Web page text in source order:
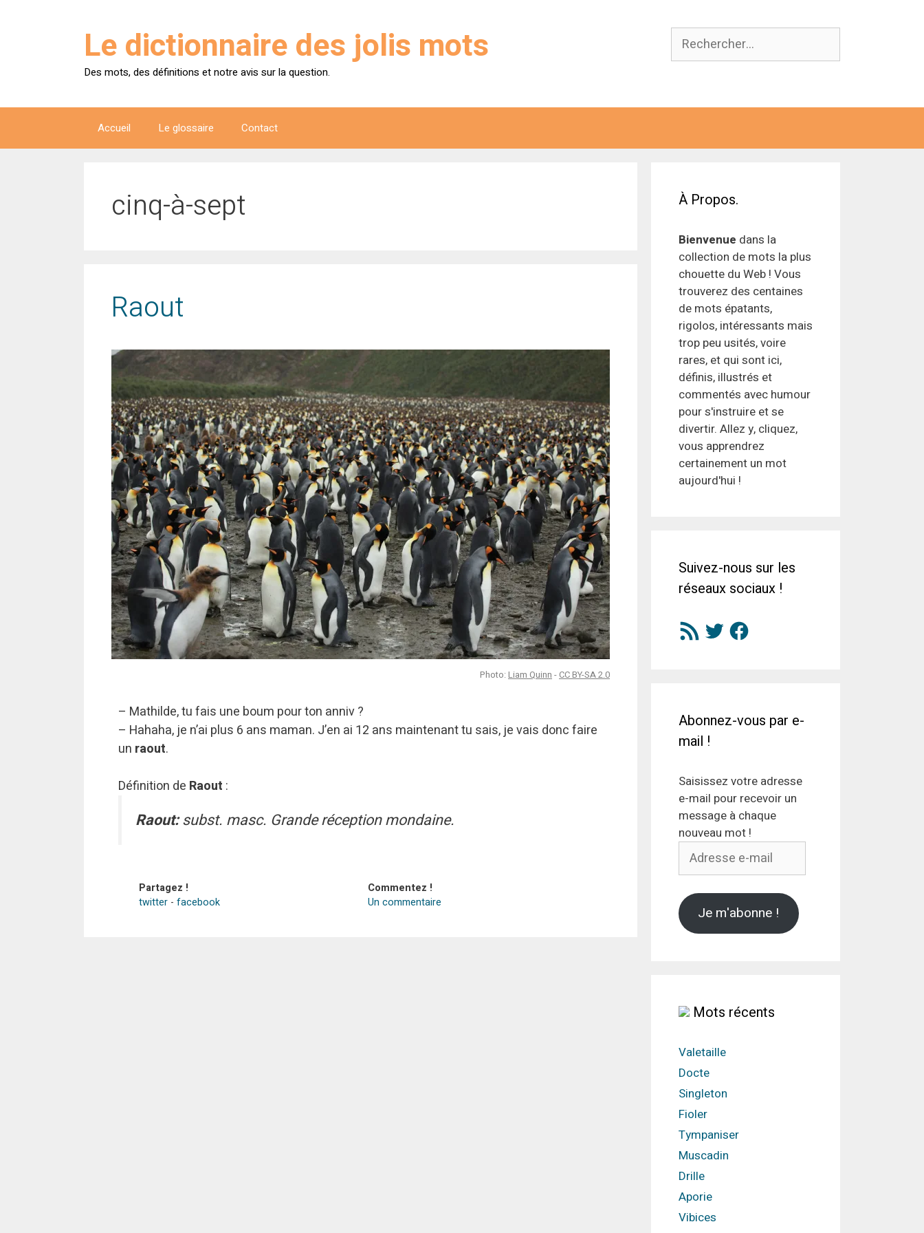
Rechercher :
Le dictionnaire des jolis mots
Des mots, des définitions et notre avis sur la question.
Accueil Le glossaire Contact
cinq-à-sept
Raout
Photo: Liam Quinn - CC BY-SA 2.0
– Mathilde, tu fais une boum pour ton anniv ?
– Hahaha, je n’ai plus 6 ans maman. J’en ai 12 ans maintenant tu sais, je vais donc faire
un raout.
Définition de Raout :
Raout:subst. masc. Grande réception mondaine.
Partagez !
twitter - facebook
Commentez !
Un commentaire
À Propos.
Bienvenue dans la
collection de mots la plus
chouette du Web ! Vous
trouverez des centaines
de mots épatants,
rigolos, intéressants mais
trop peu usités, voire
rares, et qui sont ici,
définis, illustrés et
commentés avec humour
pour s'instruire et se
divertir. Allez y, cliquez,
vous apprendrez
certainement un mot
aujourd'hui !
Suivez-nous sur les
réseaux sociaux !
Flux
RSS
TwitterFacebook
Abonnez-vous par e-
mail !
Saisissez votre adresse
e-mail pour recevoir un
message à chaque
nouveau mot !
Adresse
Je m'abonne !
Mots récents
Valetaille
Docte
Singleton
Fioler
Tympaniser
Muscadin
Drille
Aporie
Vibices